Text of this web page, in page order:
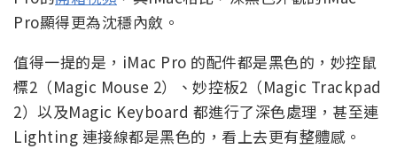
Pro顯得更為沈穩內斂。
值得一提的是，iMac Pro 的配件都是黑色的，妙控鼠
標2（Magic Mouse 2）、妙控板2（Magic Trackpad
2）以及Magic Keyboard 都進行了深色處理，甚至連
Lighting 連接線都是黑色的，看上去更有整體感。